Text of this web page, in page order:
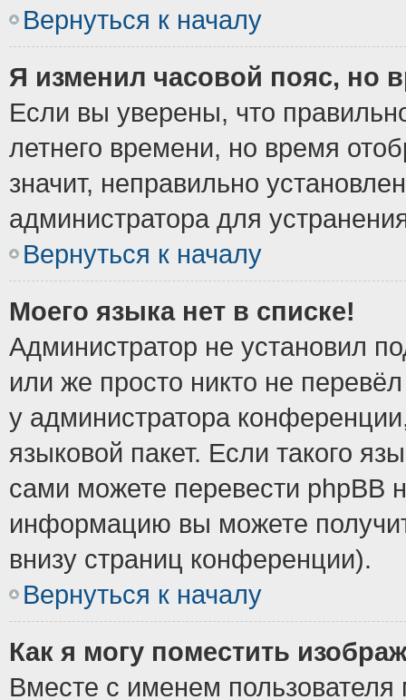
Вернуться к началу
Я изменил часовой пояс, но
Если вы уверены, что
летнего времени, но время
значит, неправильно
администратора для
Вернуться к началу
Моего языка нет в списке!
Администратор не установил
или же просто никто не
у администратора
языковой пакет. Если такого
сами можете перевести phpBB
информацию вы можете
внизу страниц конференции).
Вернуться к началу
Как я могу поместить
Вместе с именем пользователя